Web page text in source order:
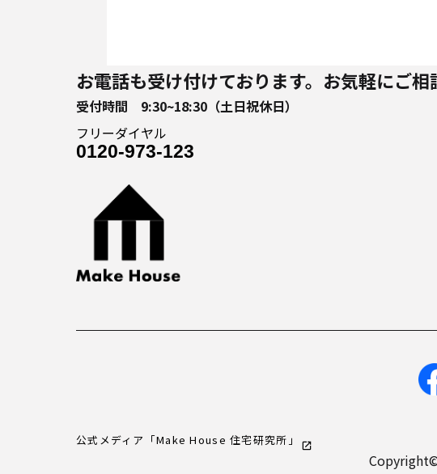
お電話も受け付けております。 お気軽にご相
受付時間 9:30~18:30（土日祝休日）
フリーダイヤル
0120-973-123
公式メディア「Make House 住宅研究所」